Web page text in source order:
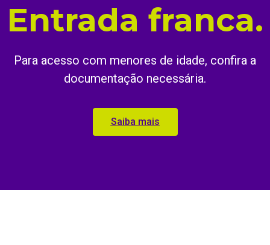
Entrada franca.
Para acesso com menores de idade, confira a
documentação necessária.
Saiba mais